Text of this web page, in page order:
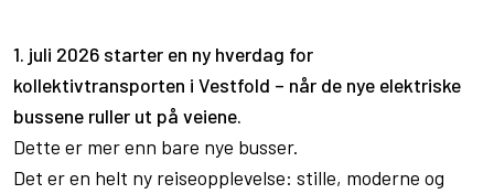
1. juli 2026 starter en ny hverdag for
kollektivtransporten i Vestfold – når de nye elektriske
bussene ruller ut på veiene.
Dette er mer enn bare nye busser.
Det er en helt ny reiseopplevelse: stille, moderne og